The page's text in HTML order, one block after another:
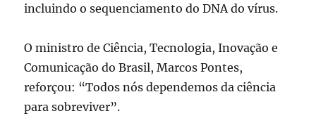
incluindo o sequenciamento do DNA do vírus.
O ministro de Ciência, Tecnologia, Inovação e
Comunicação do Brasil, Marcos Pontes,
reforçou: “Todos nós dependemos da ciência
para sobreviver”.